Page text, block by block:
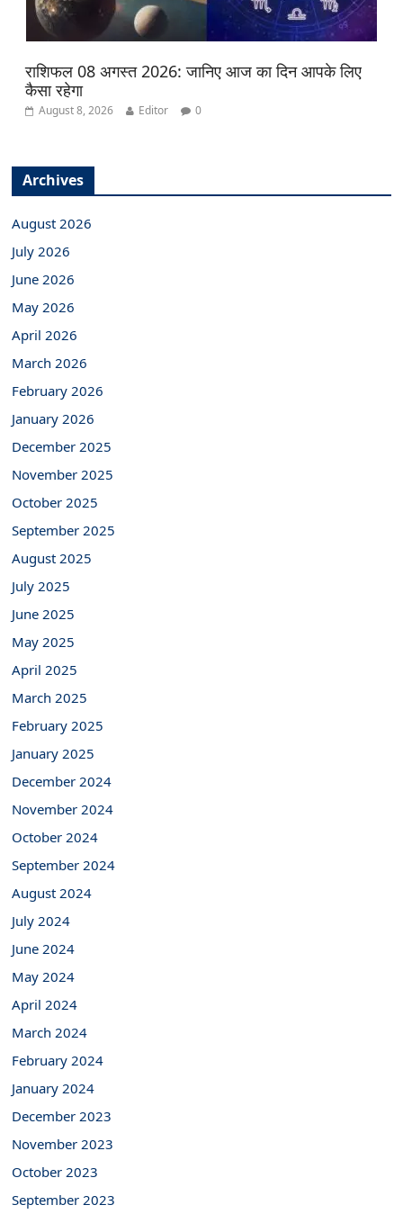
राशिफल 08 अगस्त 2026: जानिए आज का दिन आपके लिए
कैसा रहेगा
August 8, 2026 Editor 0
Archives
August 2026
July 2026
June 2026
May 2026
April 2026
March 2026
February 2026
January 2026
December 2025
November 2025
October 2025
September 2025
August 2025
July 2025
June 2025
May 2025
April 2025
March 2025
February 2025
January 2025
December 2024
November 2024
October 2024
September 2024
August 2024
July 2024
June 2024
May 2024
April 2024
March 2024
February 2024
January 2024
December 2023
November 2023
October 2023
September 2023